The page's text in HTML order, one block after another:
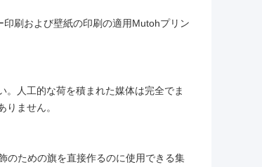
刷および壁紙の印刷の適用Mutohプリン
人工的な荷を積まれた媒体は完全でま
ません。
のための旗を直接作るのに使用できる集